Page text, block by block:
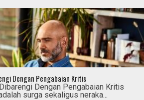
Dengan Pengabaian Kritis
Dengan Pengabaian Kritis
surga sekaligus neraka...